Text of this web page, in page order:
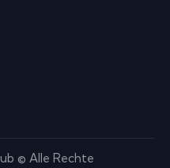
© Alle Rechte